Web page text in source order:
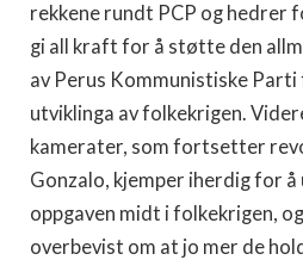
rekkene rundt PCP og hedrer
gi all kraft for å støtte den
av Perus Kommunistiske
utviklinga av folkekrigen.
kamerater, som fortsetter
Gonzalo, kjemper iherdig for
oppgaven midt i folkekrigen,
overbevist om at jo mer de